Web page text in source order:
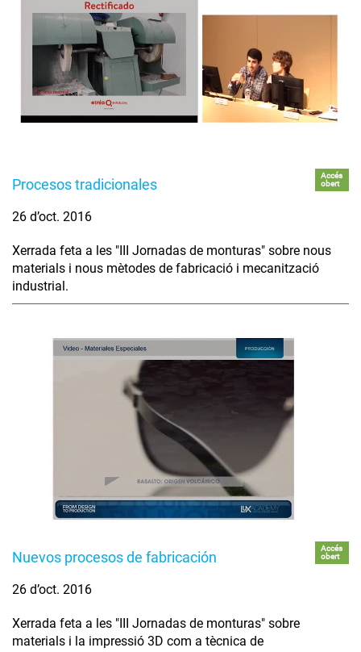
Procesos tradicionales
Accés
obert
26 d’oct. 2016
Xerrada feta a les "III Jornadas de monturas" sobre nous
materials i nous mètodes de fabricació i mecanització
industrial.
Nuevos procesos de fabricación
Accés
obert
26 d’oct. 2016
Xerrada feta a les "III Jornadas de monturas" sobre
materials i la impressió 3D com a tècnica de